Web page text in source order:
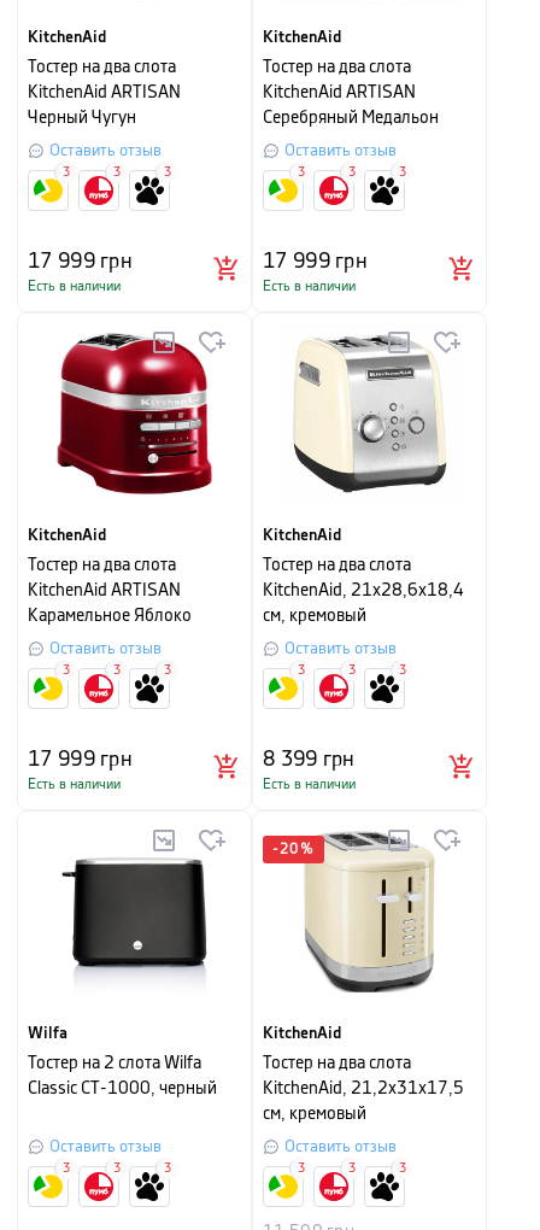
KitchenAid
Тостер на два слота
KitchenAid ARTISAN
Черный Чугун
Оставить отзыв
17 999грн
Есть в наличии
3 3 3
KitchenAid
Тостер на два слота
KitchenAid ARTISAN
Серебряный Медальон
Оставить отзыв
17 999грн
Есть в наличии
3 3 3
KitchenAid
Тостер на два слота
KitchenAid ARTISAN
Карамельное Яблоко
Оставить отзыв
17 999грн
Есть в наличии
3 3 3
KitchenAid
Тостер на два слота
KitchenAid, 21х28,6х18,4
см, кремовый
Оставить отзыв
8 399 грн
Есть в наличии
3 3 3
Wilfa
Тостер на 2 слота Wilfa
Classic СТ-1000, черный
Оставить отзыв
3 3 3
-20 %
KitchenAid
Тостер на два слота
KitchenAid, 21,2х31х17,5
см, кремовый
Оставить отзыв
3 3 3